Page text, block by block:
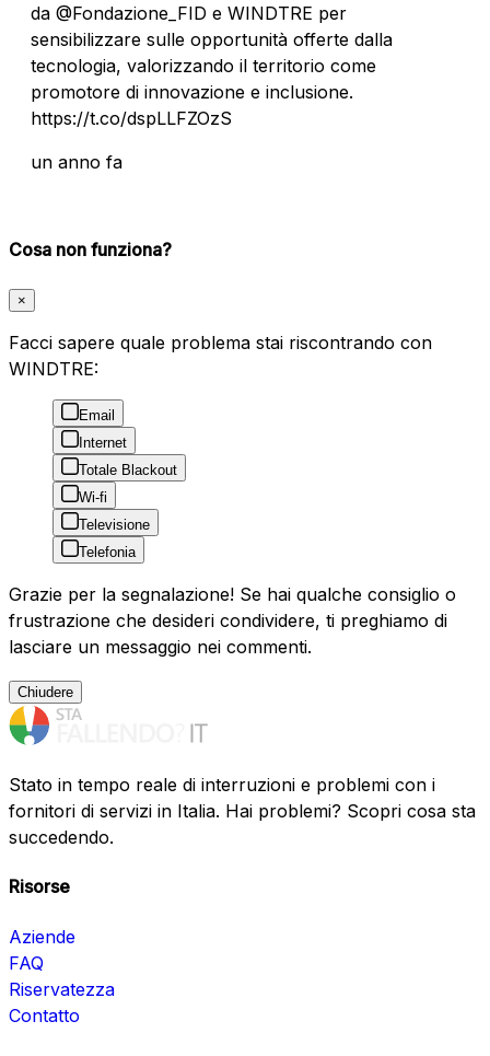
da @Fondazione_FID e WINDTRE per
sensibilizzare sulle opportunità offerte dalla
tecnologia, valorizzando il territorio come
promotore di innovazione e inclusione.
https://t.co/dspLLFZOzS
un anno fa
Cosa non funziona?
×
Facci sapere quale problema stai riscontrando con
WINDTRE:
Email
Internet
Totale Blackout
Wi-fi
Televisione
Telefonia
Grazie per la segnalazione! Se hai qualche consiglio o
frustrazione che desideri condividere, ti preghiamo di
lasciare un messaggio nei commenti.
Chiudere
Stato in tempo reale di interruzioni e problemi con i
fornitori di servizi in Italia. Hai problemi? Scopri cosa sta
succedendo.
Risorse
Aziende
FAQ
Riservatezza
Contatto